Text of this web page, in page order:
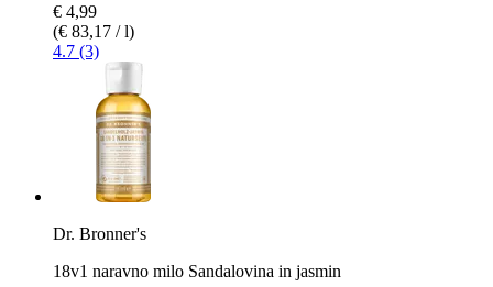
€ 4,99
(€ 83,17 / l)
4.7 (3)
Dr. Bronner's
18v1 naravno milo Sandalovina in jasmin